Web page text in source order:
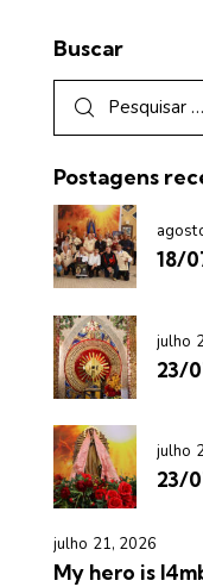
Buscar
Postagens
18/
julho
23/
julho
23/
julho 21, 2026
My hero is